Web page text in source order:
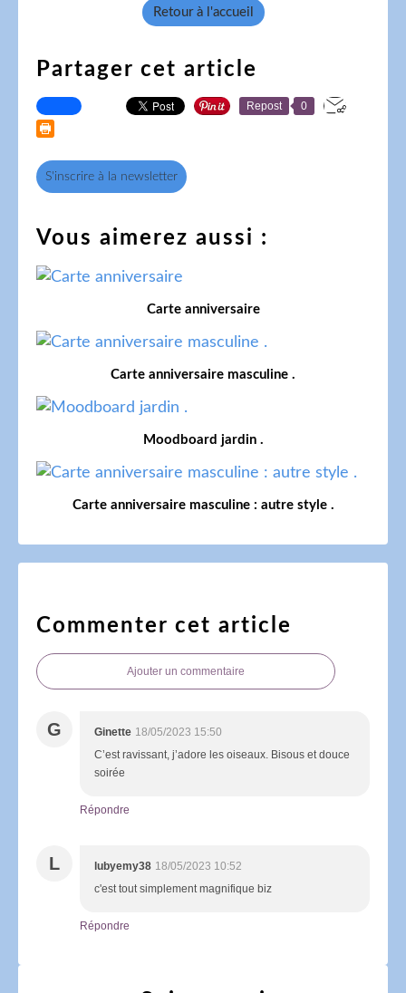
Retour à l'accueil
Partager cet article
Repost 0
S'inscrire à la newsletter
Vous aimerez aussi :
Carte anniversaire
Carte anniversaire masculine .
Moodboard jardin .
Carte anniversaire masculine : autre style .
Commenter cet article
Ajouter un commentaire
G Ginette 18/05/2023 15:50
C’est ravissant, j’adore les oiseaux. Bisous et douce
soirée
Répondre
L lubyemy38 18/05/2023 10:52
c'est tout simplement magnifique biz
Répondre